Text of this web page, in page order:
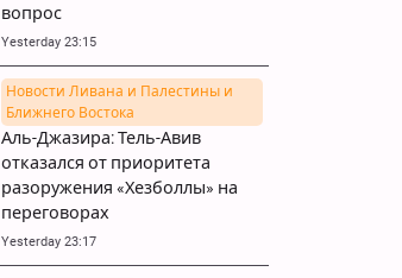
вопрос
Yesterday 23:15
Новости Ливана и Палестины и
Ближнего Востока
Аль-Джазира: Тель-Авив
отказался от приоритета
разоружения «Хезболлы» на
переговорах
Yesterday 23:17